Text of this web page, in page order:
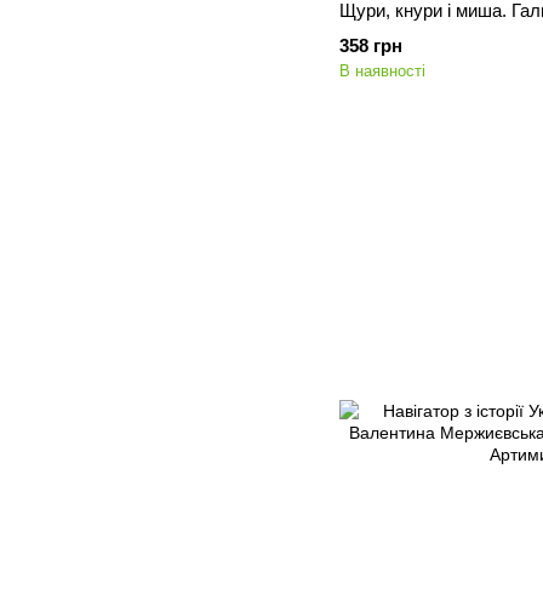
Щури, кнури і миша.
358 грн
В наявності